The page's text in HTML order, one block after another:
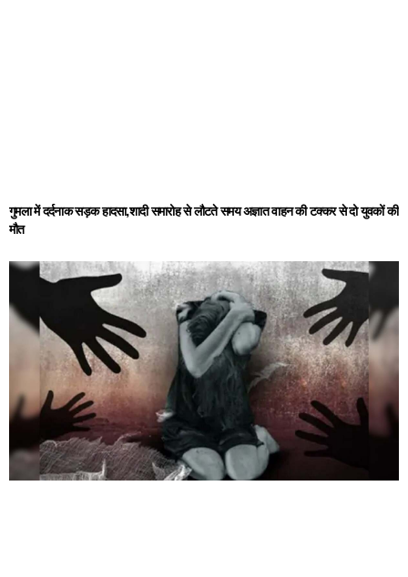
गुमला में दर्दनाक सड़क हादसा,शादी समारोह से लौटते समय अज्ञात वाहन की टक्कर से दो युवकों की
मौत